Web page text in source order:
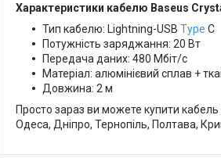
Характеристики кабелю Baseus
Тип кабелю: Lightning-USB Type C
Потужність заряджання: 20 Вт
Передача даних: 480 Мбіт/с
Матеріал: алюмінієвий сплав +
Довжина: 2 м
Просто зараз ви можете купити кабель
Одеса, Дніпро, Тернопіль, Полтава,